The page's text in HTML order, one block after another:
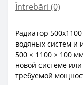
Întrebări (0)
Радиатор
водяных систем и
500 × 1100 × 100
новой системе
требуемой